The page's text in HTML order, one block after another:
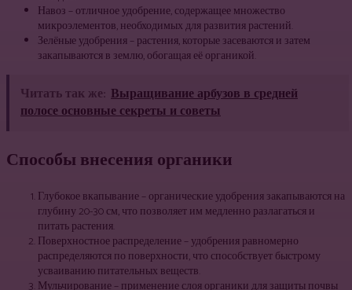
Навоз – отличное удобрение, содержащее множество
микроэлементов, необходимых для развития растений.
Зелёные удобрения – растения, которые засеваются и затем
закапываются в землю, обогащая её органикой.
Читать так же: Выращивание арбузов в средней
полосе основные секреты и советы
Способы внесения органики
Глубокое вкапывание – органические удобрения закапываются на
глубину 20-30 см, что позволяет им медленно разлагаться и
питать растения.
Поверхностное распределение – удобрения равномерно
распределяются по поверхности, что способствует быстрому
усваиванию питательных веществ.
Мульчирование – применение слоя органики для защиты почвы